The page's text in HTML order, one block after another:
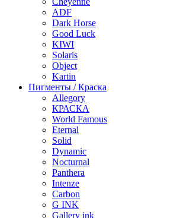
ADF
Dark Horse
Good Luck
KIWI
Solaris
Object
Kartin
Пигменты / Краска
Allegory
КРАСКА
World Famous
Eternal
Solid
Dynamic
Nocturnal
Panthera
Intenze
Carbon
G INK
Gallery ink